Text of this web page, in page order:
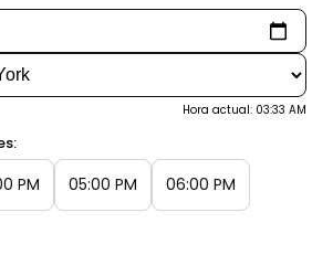
Hora actual: 03:33 AM
PM 05:00 PM 06:00 PM